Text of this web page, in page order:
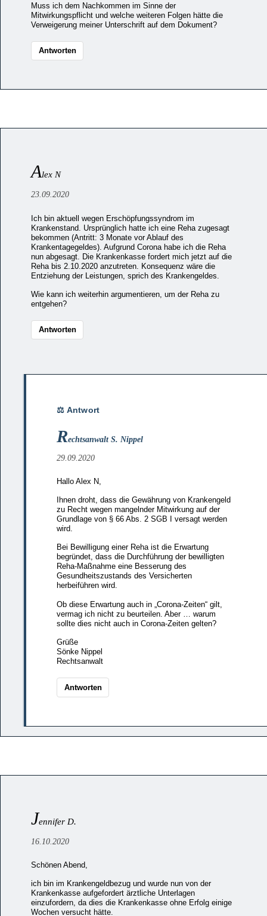
Muss ich dem Nachkommen im Sinne der
Mitwirkungspflicht und welche weiteren Folgen hätte die
Verweigerung meiner Unterschrift auf dem Dokument?
Antworten
Alex N
23.09.2020
Ich bin aktuell wegen Erschöpfungssyndrom im
Krankenstand. Ursprünglich hatte ich eine Reha zugesagt
bekommen (Antritt: 3 Monate vor Ablauf des
Krankentagegeldes). Aufgrund Corona habe ich die Reha
nun abgesagt. Die Krankenkasse fordert mich jetzt auf die
Reha bis 2.10.2020 anzutreten. Konsequenz wäre die
Entziehung der Leistungen, sprich des Krankengeldes.
Wie kann ich weiterhin argumentieren, um der Reha zu
entgehen?
Antworten
Rechtsanwalt S. Nippel
29.09.2020
Hallo Alex N,
Ihnen droht, dass die Gewährung von Krankengeld
zu Recht wegen mangelnder Mitwirkung auf der
Grundlage von § 66 Abs. 2 SGB I versagt werden
wird.
Bei Bewilligung einer Reha ist die Erwartung
begründet, dass die Durchführung der bewilligten
Reha-Maßnahme eine Besserung des
Gesundheitszustands des Versicherten
herbeiführen wird.
Ob diese Erwartung auch in „Corona-Zeiten“ gilt,
vermag ich nicht zu beurteilen. Aber … warum
sollte dies nicht auch in Corona-Zeiten gelten?
Grüße
Sönke Nippel
Rechtsanwalt
Antworten
Jennifer D.
16.10.2020
Schönen Abend,
ich bin im Krankengeldbezug und wurde nun von der
Krankenkasse aufgefordert ärztliche Unterlagen
einzufordern, da dies die Krankenkasse ohne Erfolg einige
Wochen versucht hätte.